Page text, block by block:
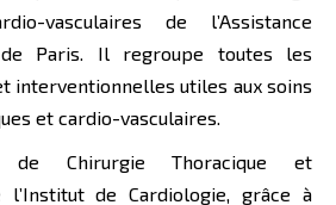
vasculaires de l’Assistance
de Paris. Il regroupe toutes les
interventionnelles utiles aux soins
et cardio-vasculaires.
de Chirurgie Thoracique et
l’Institut de Cardiologie, grâce à